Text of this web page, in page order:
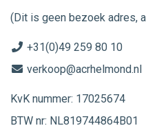
(Dit is geen bezoek adres,
+31(0)49 259 80 10
verkoop@acrhelmond.nl
KvK nummer: 17025674
BTW nr: NL819744864B01